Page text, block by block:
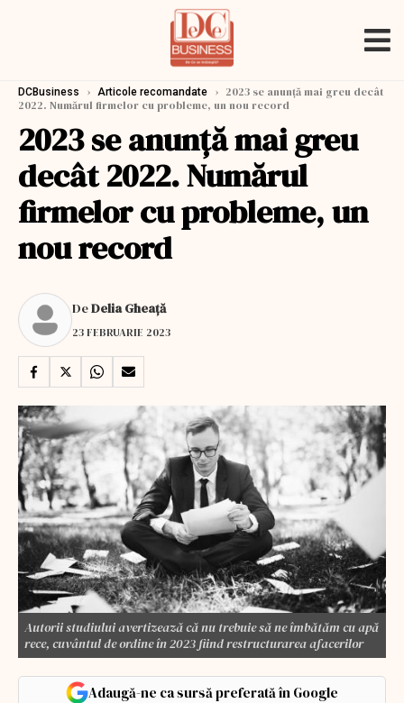
DCBusiness › Articole recomandate › 2023 se anunță mai greu decât
2022. Numărul firmelor cu probleme, un nou record
2023 se anunță mai greu
decât 2022. Numărul
firmelor cu probleme, un
nou record
DeDelia Gheață
23 FEBRUARIE 2023
Autorii studiului avertizează că nu trebuie să ne îmbătăm cu apă
rece, cuvântul de ordine în 2023 fiind restructurarea afacerilor
Adaugă-ne ca sursă preferată în Google